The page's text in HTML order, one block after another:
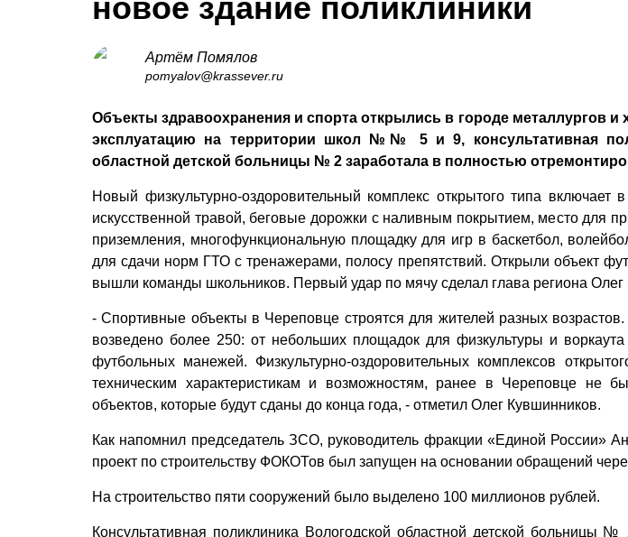
новое здание поликлиники
Артём Помялов
pomyalov@krassever.ru
Объекты здравоохранения и спорта открылись в городе металлургов
эксплуатацию на территории школ №№ 5 и 9, консультативная
областной детской больницы № 2 заработала в полностью
Новый физкультурно-оздоровительный комплекс открытого типа включает
искусственной травой, беговые дорожки с наливным покрытием, место для
приземления, многофункциональную площадку для игр в баскетбол,
для сдачи норм ГТО с тренажерами, полосу препятствий. Открыли объект
вышли команды школьников. Первый удар по мячу сделал глава региона Олег
- Спортивные объекты в Череповце строятся для жителей разных
возведено более 250: от небольших площадок для физкультуры и
футбольных манежей. Физкультурно-оздоровительных комплексов
техническим характеристикам и возможностям, ранее в Череповце не
объектов, которые будут сданы до конца года, - отметил Олег Кувшинников.
Как напомнил председатель ЗСО, руководитель фракции «Единой России»
проект по строительству ФОКОТов был запущен на основании обращений
На строительство пяти сооружений было выделено 100 миллионов рублей.
Консультативная поликлиника Вологодской областной детской больницы